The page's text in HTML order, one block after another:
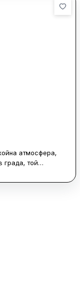
атмосфера,
града, той
отбелязват